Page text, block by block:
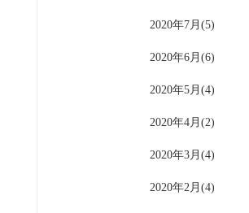
2020年7月(5)
2020年6月(6)
2020年5月(4)
2020年4月(2)
2020年3月(4)
2020年2月(4)